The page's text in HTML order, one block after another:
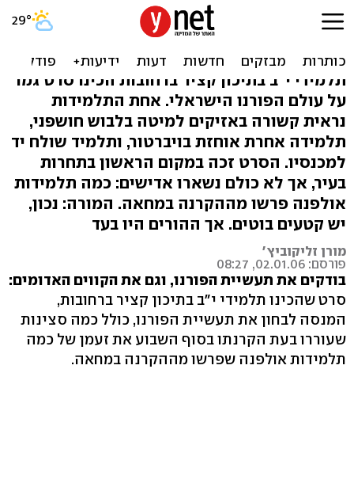
התלמידים מציגים: קשור
אותי, אהוב אותי
תלמידי י"ב בתיכון קציר ברחובות הכינו סרט גמר
על עולם הפורנו הישראלי. אחת התלמידות
נראית קשורה באזיקים למיטה בלבוש חושפני,
תלמידה אחרת אוחזת בויברטור, ותלמיד שולח יד
למכנסיו. הסרט זכה במקום הראשון בתחרות
בעיר, אך לא כולם נשארו אדישים: כמה תלמידות
אולפנה פרשו מההקרנה במחאה. המורה: נכון,
יש קטעים בוטים. אך ההורים היו בעד
מורן זליקוביץ'
פורסם: 02.01.06, 08:27
בודקים את תעשיית הפורנו, וגם את הקווים האדומים:
סרט שהכינו תלמידי י"ב בתיכון קציר ברחובות,
המנסה לבחון את תעשיית הפורנו, כולל כמה סצינות
שעוררו בעת הקרנתו בסוף השבוע את זעמן של כמה
תלמידות אולפנה שפרשו מההקרנה במחאה.